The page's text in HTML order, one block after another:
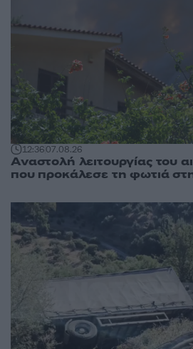
12:3607.08.26
Αναστολή λειτουργίας του
που προκάλεσε τη φωτιά